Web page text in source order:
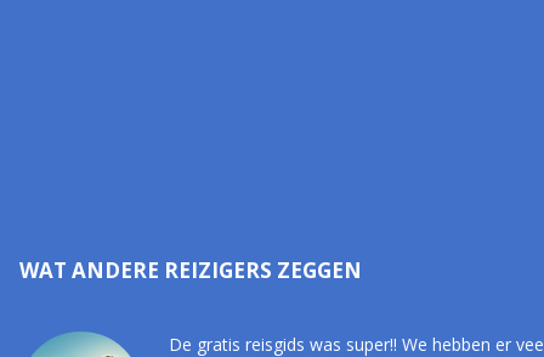
WAT ANDERE REIZIGERS ZEGGEN
De gratis reisgids was super!! We hebben er